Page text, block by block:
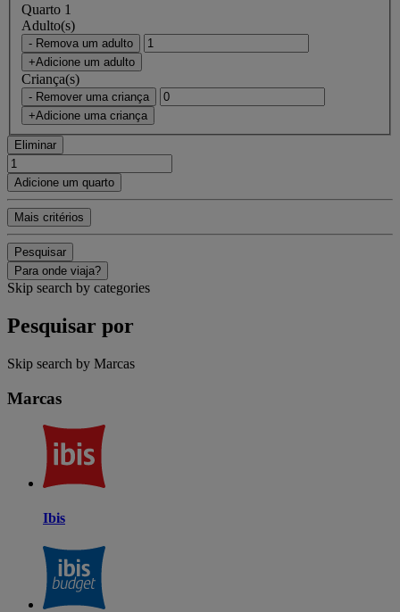
Quarto 1
Adulto(s)
- Remova um adulto
+Adicione um adulto
Criança(s)
- Remover uma criança
+Adicione uma criança
Eliminar
Adicione um quarto
Mais critérios
Pesquisar
Para onde viaja?
Skip search by categories
Pesquisar por
Skip search by Marcas
Marcas
Ibis